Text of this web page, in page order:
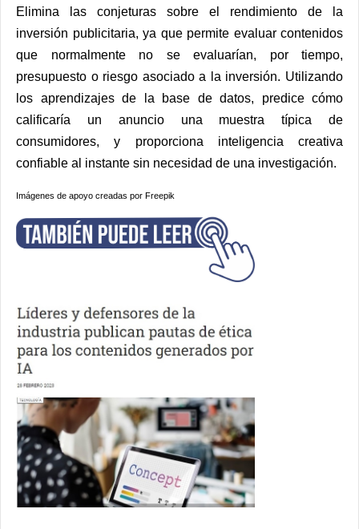
Elimina las conjeturas sobre el rendimiento de la
inversión publicitaria, ya que permite evaluar contenidos
que normalmente no se evaluarían, por tiempo,
presupuesto o riesgo asociado a la inversión. Utilizando
los aprendizajes de la base de datos, predice cómo
calificaría un anuncio una muestra típica de
consumidores, y proporciona inteligencia creativa
confiable al instante sin necesidad de una investigación.
Imágenes de apoyo creadas por Freepik